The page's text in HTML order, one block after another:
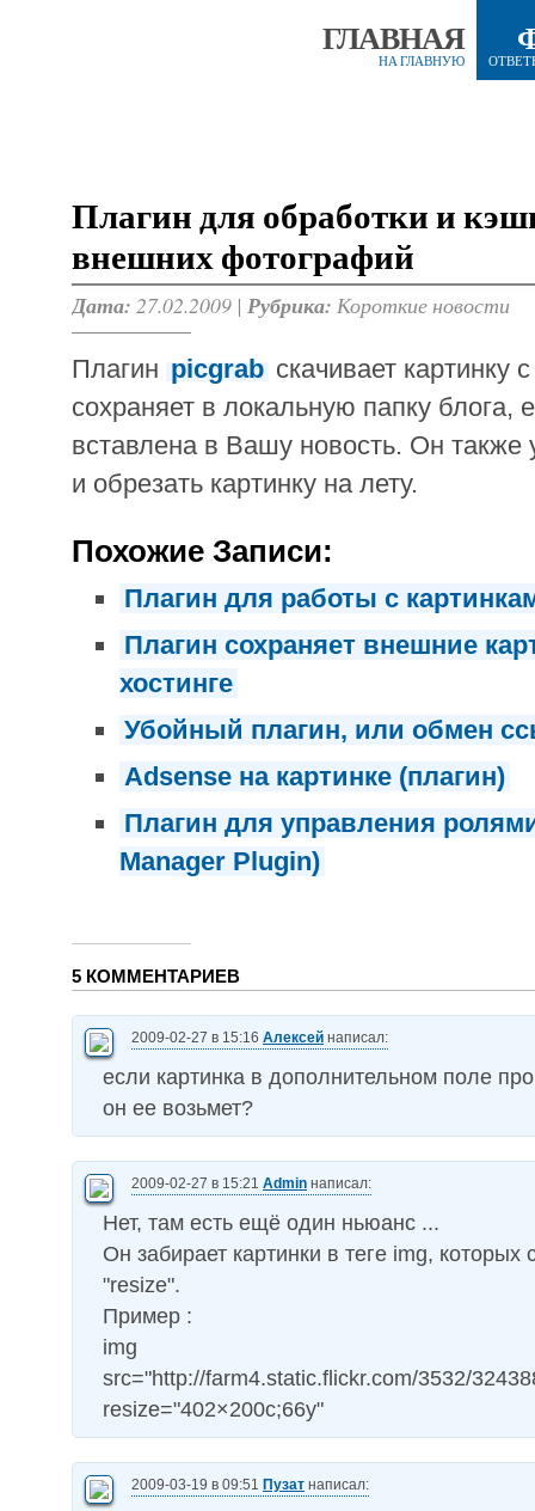
ГЛАВНАЯ
НА ГЛАВНУЮ
Плагин для обработки и
внешних фотографий
Дата: 27.02.2009 | Рубрика: Короткие новости
Плагин picgrab скачивает картинку
сохраняет в локальную папку блога,
вставлена в Вашу новость. Он также
и обрезать картинку на лету.
Похожие Записи:
Плагин для работы с
Плагин сохраняет внешние
хостинге
Убойный плагин, или обмен
Adsense на картинке (плагин)
Плагин для управления
Manager Plugin)
5 КОММЕНТАРИЕВ
2009-02-27 в 15:16 Алексей написал:
если картинка в дополнительном поле
он ее возьмет?
2009-02-27 в 15:21 Admin написал:
Нет, там есть ещё один ньюанс ...
Он забирает картинки в теге img, которых
"resize".
Пример :
img
src="http://farm4.static.flickr.com/3532/
resize="402×200c;66y"
2009-03-19 в 09:51 Пузат написал: